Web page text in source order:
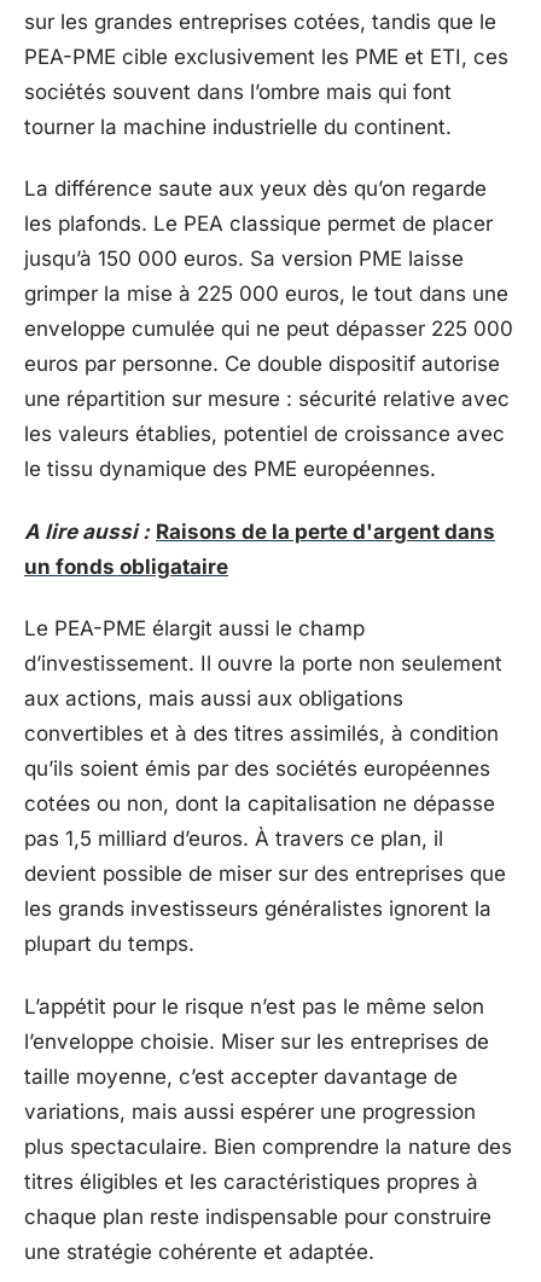
sur les grandes entreprises cotées, tandis que le
PEA-PME cible exclusivement les PME et ETI, ces
sociétés souvent dans l’ombre mais qui font
tourner la machine industrielle du continent.
La différence saute aux yeux dès qu’on regarde
les plafonds. Le PEA classique permet de placer
jusqu’à 150 000 euros. Sa version PME laisse
grimper la mise à 225 000 euros, le tout dans une
enveloppe cumulée qui ne peut dépasser 225 000
euros par personne. Ce double dispositif autorise
une répartition sur mesure : sécurité relative avec
les valeurs établies, potentiel de croissance avec
le tissu dynamique des PME européennes.
A lire aussi : Raisons de la perte d'argent dans
un fonds obligataire
Le PEA-PME élargit aussi le champ
d’investissement. Il ouvre la porte non seulement
aux actions, mais aussi aux obligations
convertibles et à des titres assimilés, à condition
qu’ils soient émis par des sociétés européennes
cotées ou non, dont la capitalisation ne dépasse
pas 1,5 milliard d’euros. À travers ce plan, il
devient possible de miser sur des entreprises que
les grands investisseurs généralistes ignorent la
plupart du temps.
L’appétit pour le risque n’est pas le même selon
l’enveloppe choisie. Miser sur les entreprises de
taille moyenne, c’est accepter davantage de
variations, mais aussi espérer une progression
plus spectaculaire. Bien comprendre la nature des
titres éligibles et les caractéristiques propres à
chaque plan reste indispensable pour construire
une stratégie cohérente et adaptée.